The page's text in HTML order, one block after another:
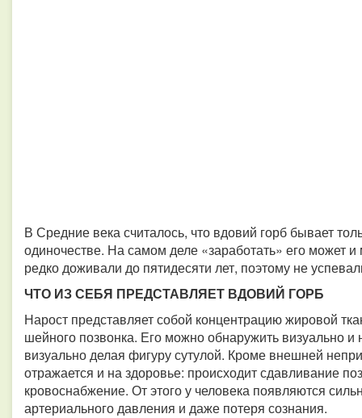
В Средние века считалось, что вдовий горб бывает
одиночестве. На самом деле «заработать» его может
редко доживали до пятидесяти лет, поэтому не
ЧТО ИЗ СЕБЯ ПРЕДСТАВЛЯЕТ ВДОВИЙ ГОРБ
Нарост представляет собой концентрацию жировой
шейного позвонка. Его можно обнаружить визуально
визуально делая фигуру сутулой. Кроме внешней
отражается и на здоровье: происходит сдавливание
кровоснабжение. От этого у человека появляются
артериального давления и даже потеря сознания.